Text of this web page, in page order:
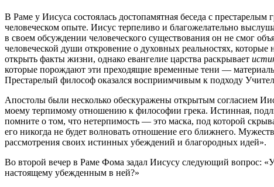
В Раме у Иисуса состоялась достопамятная беседа с
человеческом опыте. Иисус терпеливо и благожелательно
в своем обсуждении человеческого существования он не смог
человеческой души откровение о духовных реальностях,
открыть факты жизни, однако евангелие царства раскрывает
которые порождают эти преходящие временные тени —
Престарелый философ оказался восприимчивым к подходу
Апостолы были несколько обескуражены открытым согласием
моему терпимому отношению к философии грека. Истинная,
помните о том, что нетерпимость — это маска, под которой
его никогда не будет волновать отношение его ближнего.
рассмотрения своих истинных убеждений и благородных идей».
Во второй вечер в Раме Фома задал Иисусу следующий вопрос:
настоящему убежденным в ней?»